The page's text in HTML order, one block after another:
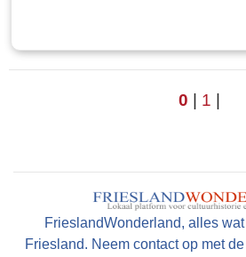
Read more
0 1
FrieslandWonderland, alles
Friesland. Neem contact op met